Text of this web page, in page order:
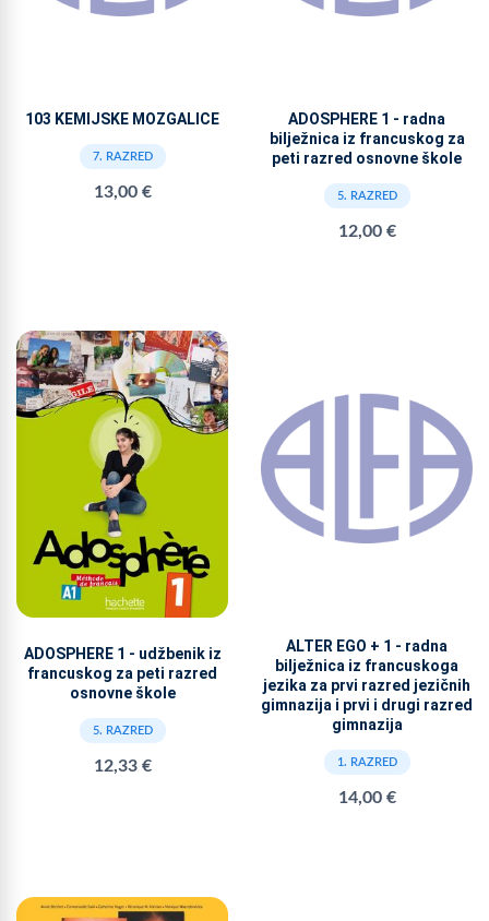
103 KEMIJSKE MOZGALICE
7. RAZRED
13,00 €
ADOSPHERE 1 - radna
bilježnica iz francuskog za
peti razred osnovne škole
5. RAZRED
12,00 €
ADOSPHERE 1 - udžbenik iz
francuskog za peti razred
osnovne škole
5. RAZRED
12,33 €
ALTER EGO + 1 - radna
bilježnica iz francuskoga
jezika za prvi razred jezičnih
gimnazija i prvi i drugi razred
gimnazija
1. RAZRED
14,00 €